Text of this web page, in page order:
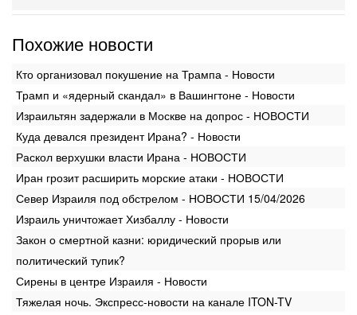
Похожие новости
Кто организовал покушение на Трампа - Новости
Трамп и «ядерный скандал» в Вашингтоне - Новости
Израильтян задержали в Москве на допрос - НОВОСТИ
Куда девался президент Ирана? - Новости
Раскол верхушки власти Ирана - НОВОСТИ
Иран грозит расширить морские атаки - НОВОСТИ
Север Израиля под обстрелом - НОВОСТИ 15/04/2026
Израиль уничтожает Хизбаллу - Новости
Закон о смертной казни: юридический прорыв или
политический тупик?
Сирены в центре Израиля - Новости
Тяжелая ночь. Экспресс-новости на канале ITON-TV